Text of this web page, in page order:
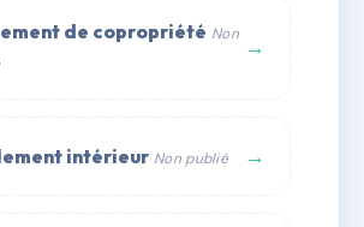
de copropriété Non →
intérieur Non publié →